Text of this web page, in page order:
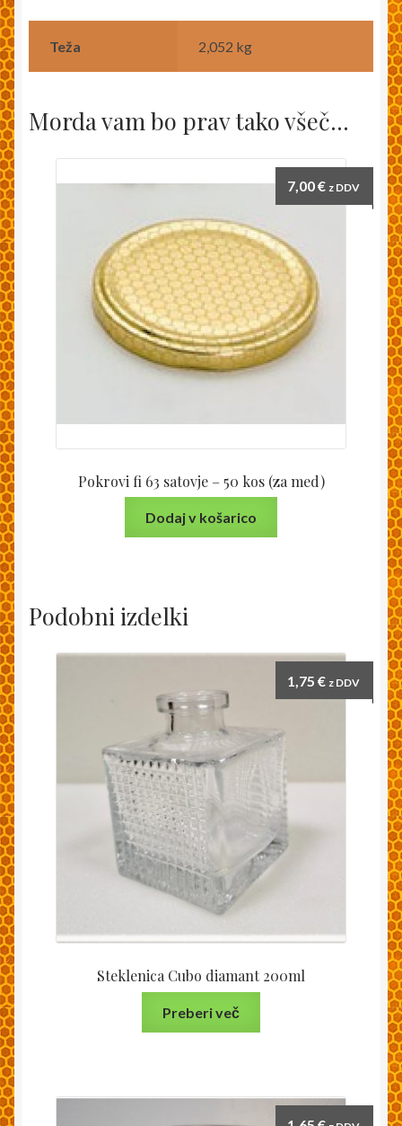
Teža 2,052 kg
Morda vam bo prav tako všeč…
Pokrovi fi 63 satovje – 50 kos (za med)
7,00€ z DDV
Dodaj v košarico
Podobni izdelki
Steklenica Cubo diamant 200ml
1,75€ z DDV
Preberi več